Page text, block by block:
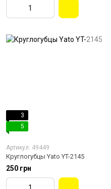
3
5
Артикул: 49449
Круглогубцы Yato YT-2145
250 грн